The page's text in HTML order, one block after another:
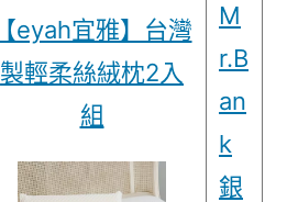
【eyah宜雅】台灣
製輕柔絲絨枕2入
組
M
r.B
an
k
銀